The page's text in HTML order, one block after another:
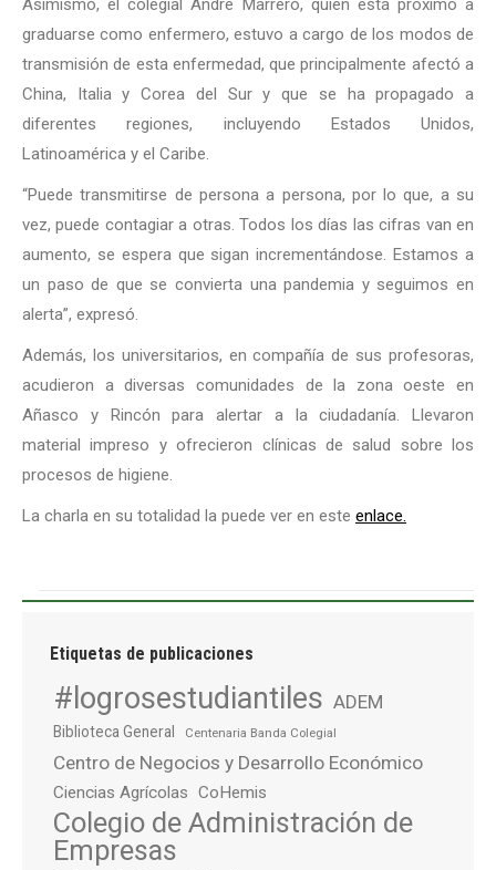
graduarse como enfermero, estuvo a cargo de los modos de
transmisión de esta enfermedad, que principalmente afectó a
China, Italia y Corea del Sur y que se ha propagado a
diferentes regiones, incluyendo Estados Unidos,
Latinoamérica y el Caribe.
“Puede transmitirse de persona a persona, por lo que, a su
vez, puede contagiar a otras. Todos los días las cifras van en
aumento, se espera que sigan incrementándose. Estamos a
un paso de que se convierta una pandemia y seguimos en
alerta”, expresó.
Además, los universitarios, en compañía de sus profesoras,
acudieron a diversas comunidades de la zona oeste en
Añasco y Rincón para alertar a la ciudadanía. Llevaron
material impreso y ofrecieron clínicas de salud sobre los
procesos de higiene.
La charla en su totalidad la puede ver en este enlace.
Etiquetas de publicaciones
#logrosestudiantiles ADEM
Biblioteca General Centenaria Banda Colegial
Centro de Negocios y Desarrollo Económico
Ciencias Agrícolas CoHemis
Colegio de Administración de
Empresas